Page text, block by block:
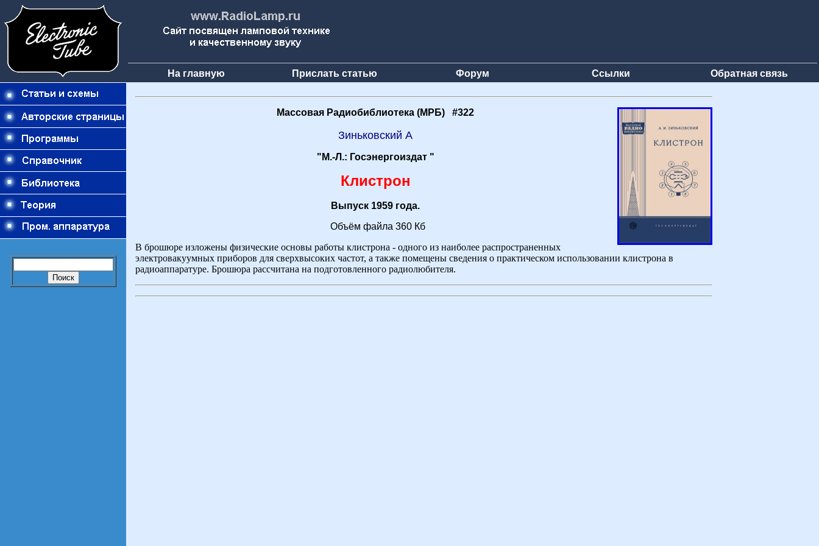
На главную Прислать статью Форум Ссылки Обратная связь
Массовая Радиобиблиотека (МРБ) #322
Зиньковский А
"М.-Л.: Госэнергоиздат "
Клистрон
Выпуск 1959 года.
Объём файла 360 Кб
В брошюре изложены физические основы работы клистрона - одного из наиболее распространенных
электровакуумных приборов для сверхвысоких частот, а также помещены сведения о практическом использовании клистрона в
радиоаппаратуре. Брошюра рассчитана на подготовленного радиолюбителя.